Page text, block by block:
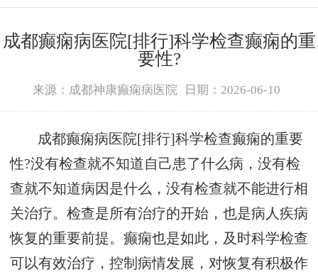
成都癫痫病医院[排行]科学检查癫痫的重
要性?
来源：成都神康癫痫病医院 日期：2026-06-10
成都癫痫病医院[排行]科学检查癫痫的重要
性?没有检查就不知道自己患了什么病，没有检
查就不知道病因是什么，没有检查就不能进行相
关治疗。检查是所有治疗的开始，也是病人疾病
恢复的重要前提。癫痫也是如此，及时科学检查
可以有效治疗，控制病情发展，对恢复有积极作